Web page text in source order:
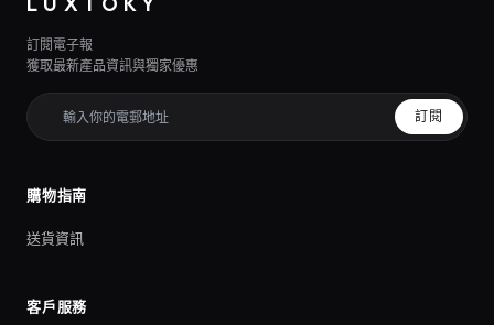
訂閱電子報
獲取最新產品資訊與獨家優惠
訂閱
購物指南
送貨資訊
客戶服務